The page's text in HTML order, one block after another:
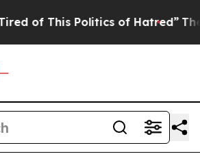
Politics of Hatred” The Story